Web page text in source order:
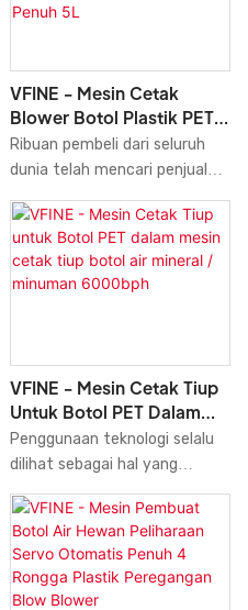
mencakup berbagai bidang
Mesin Cetak Tiup.
VFINE - Mesin Cetak
Blower Botol Plastik PET,
Harga Peralatan Mesin
Cetak 20L, 5L, 2 Rongga,
Ribuan pembeli dari seluruh
dunia telah mencari penjual
Mesin Peniup Botol kualitas
terbaik di kota atau negara
mereka. VFINE adalah tempat
yang tepat untuk mencari
5Gallon di kota Anda atau di
kota-kota lain di dunia. Ribuan
pembeli Pet Plastic Bottle
Blower Blow Molder Molding
Machine Equipment Price
Molders 20L 5L 2cavity Full
Eletrical telah berbondong-
bondong menuju situs web
kami karena mereka tahu
bahwa mereka akan selalu
VFINE - Mesin Cetak Tiup
Untuk Botol PET Dalam
Mesin Cetak Tiup Botol Air
Mineral / Minuman
Penggunaan teknologi selalu
dilihat sebagai hal yang
sangat penting dalam proses
produksi Mesin Cetak Tiup
untuk Botol Pet 6000bph.
Dengan fitur-fitur yang serba
guna dan praktis tersebut,